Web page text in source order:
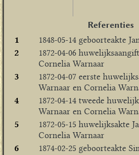
Referenties
1
1848-05-14 geboorteakte
2
1872-04-06
Cornelia Warnaar
3
1872-04-07 eerste
Warnaar en Cornelia
4
1872-04-14 tweede
Warnaar en Cornelia
5
1872-05-15 huwelijksakte
Cornelia Warnaar
6
1874-02-25 geboorteakte